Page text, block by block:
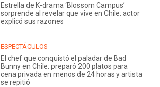
Estrella de K-drama ‘Blossom Campus’
sorprende al revelar que vive en Chile: actor
explicó sus razones
ESPECTÁCULOS
El chef que conquistó el paladar de Bad
Bunny en Chile: preparó 200 platos para
cena privada en menos de 24 horas y artista
se repitió